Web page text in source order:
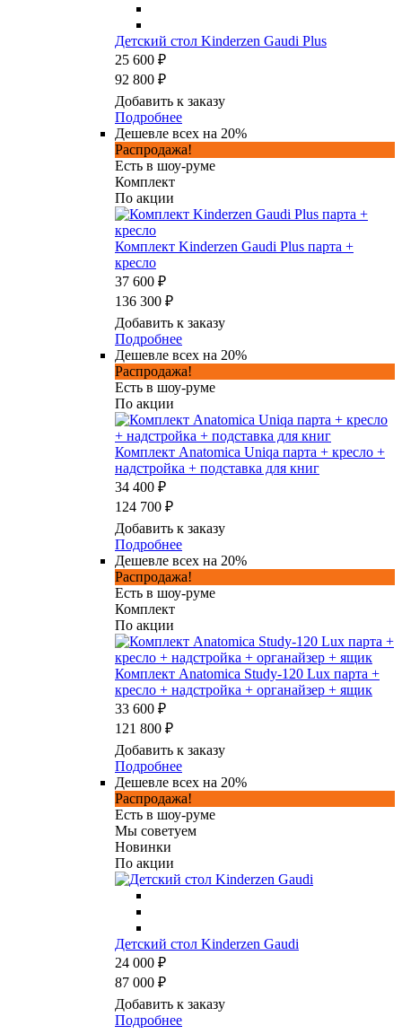
Детский стол Kinderzen Gaudi Plus
25 600 ₽
92 800 ₽
Добавить к заказу
Подробнее
Дешевле всех на 20%
Распродажа!
Есть в шоу-руме
Комплект
По акции
Комплект Kinderzen Gaudi Plus парта +
кресло
37 600 ₽
136 300 ₽
Добавить к заказу
Подробнее
Дешевле всех на 20%
Распродажа!
Есть в шоу-руме
По акции
Комплект Anatomica Uniqa парта + кресло +
надстройка + подставка для книг
34 400 ₽
124 700 ₽
Добавить к заказу
Подробнее
Дешевле всех на 20%
Распродажа!
Есть в шоу-руме
Комплект
По акции
Комплект Anatomica Study-120 Lux парта +
кресло + надстройка + органайзер + ящик
33 600 ₽
121 800 ₽
Добавить к заказу
Подробнее
Дешевле всех на 20%
Распродажа!
Есть в шоу-руме
Мы советуем
Новинки
По акции
Детский стол Kinderzen Gaudi
24 000 ₽
87 000 ₽
Добавить к заказу
Подробнее